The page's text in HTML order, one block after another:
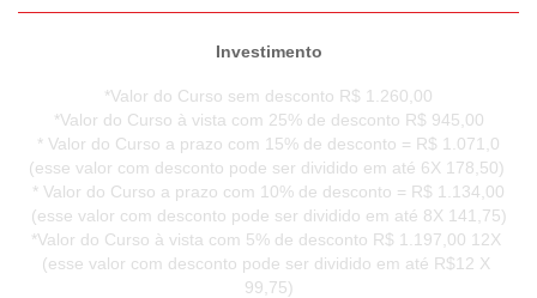
Investimento
*Valor do Curso sem desconto R$ 1.260,00
*Valor do Curso à vista com 25% de desconto R$ 945,00
* Valor do Curso a prazo com 15% de desconto = R$ 1.071,0
(esse valor com desconto pode ser dividido em até 6X 178,50)
* Valor do Curso a prazo com 10% de desconto = R$ 1.134,00
(esse valor com desconto pode ser dividido em até 8X 141,75)
*Valor do Curso à vista com 5% de desconto R$ 1.197,00 12X
(esse valor com desconto pode ser dividido em até R$12 X
99,75)